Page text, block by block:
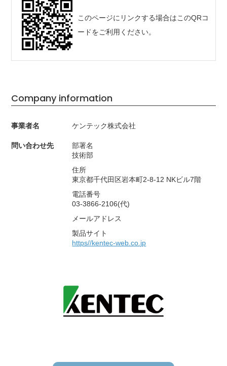
このページにリンクする場合はこのQRコ
ードをご利用ください。
Company information
事業者名 ケンテック株式会社
問い合わせ先
部署名
技術部
住所
東京都千代田区岩本町2-8-12 NKビル7階
電話番号
03-3866-2106(代)
メールアドレス
製品サイト
https//kentec-web.co.jp